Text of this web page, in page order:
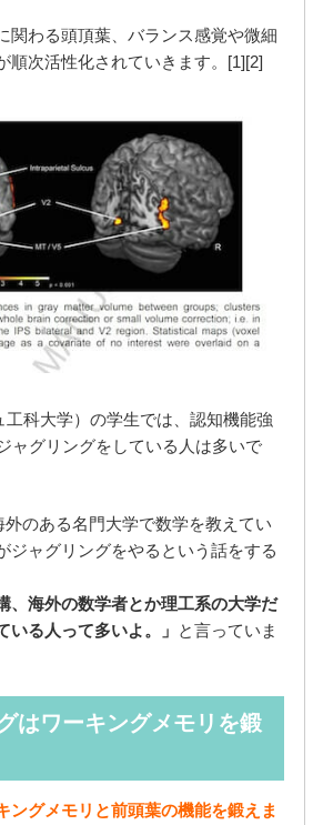
関わる頭頂葉、バランス感覚や微細
順次活性化されていきます。[1][2]
工科大学）の学生では、認知機能強
ャグリングをしている人は多いで
のある名門大学で数学を教えてい
ジャグリングをやるという話をする
、海外の数学者とか理工系の大学だ
いる人って多いよ。」 と言っていま
はワーキングメモリを鍛
ングメモリと前頭葉の機能を鍛えま